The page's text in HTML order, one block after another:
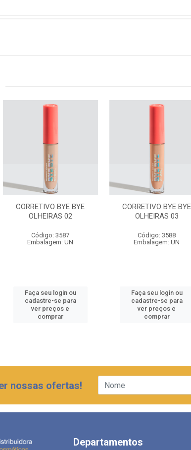
CORRETIVO BYE BYE
OLHEIRAS 02
Código: 3587
Embalagem: UN
Faça seu login ou
cadastre-se para
ver preços e
comprar
CORRETIVO BYE BYE
OLHEIRAS 03
Código: 3588
Embalagem: UN
Faça seu login ou
cadastre-se para
ver preços e
comprar
nossas ofertas!
Departamentos